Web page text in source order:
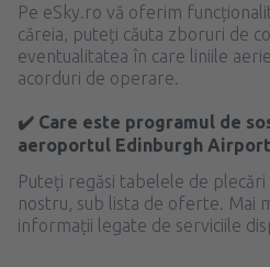
Pe eSky.ro vă oferim
căreia, puteți căuta zboruri de
eventualitatea în care liniile
acorduri de operare.
✔️ Care este programul de
aeroportul Edinburgh
Puteți regăsi tabelele de plecări
nostru, sub lista de oferte. Mai
informații legate de serviciile